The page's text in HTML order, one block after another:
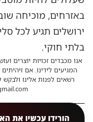
באזרחים, מוכיחה
ירושלים תגיע לכל
בלתי חוקי.
אנו מכבדים זכויות יוצרים
המגיעים לידינו. אם
רשאים לפנות אלינו
הורידו עכשיו את